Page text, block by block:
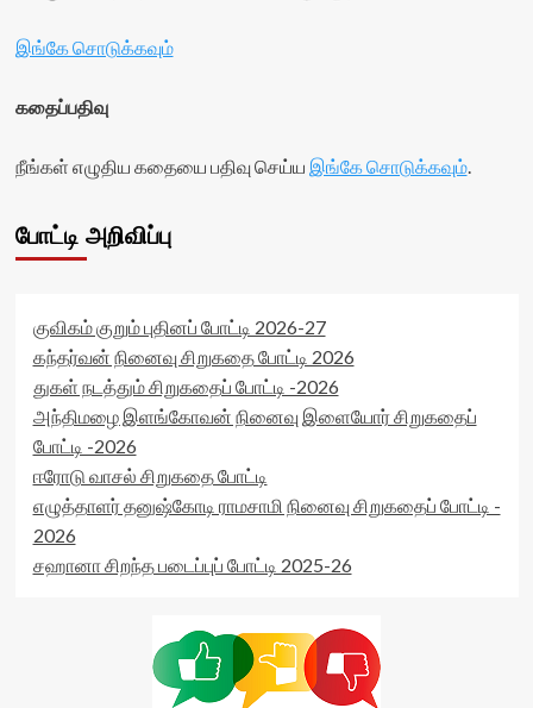
இங்கே சொடுக்கவும்
கதைப்பதிவு
நீங்கள் எழுதிய கதையை பதிவு செய்ய இங்கே சொடுக்கவும்.
போட்டி அறிவிப்பு
குவிகம் குறும் புதினப் போட்டி 2026-27
கந்தர்வன் நினைவு சிறுகதை போட்டி 2026
துகள் நடத்தும் சிறுகதைப் போட்டி -2026
அந்திமழை இளங்கோவன் நினைவு இளையோர் சிறுகதைப்
போட்டி -2026
ஈரோடு வாசல் சிறுகதை போட்டி
எழுத்தாளர் தனுஷ்கோடி ராமசாமி நினைவு சிறுகதைப் போட்டி -
2026
சஹானா சிறந்த படைப்புப் போட்டி 2025-26